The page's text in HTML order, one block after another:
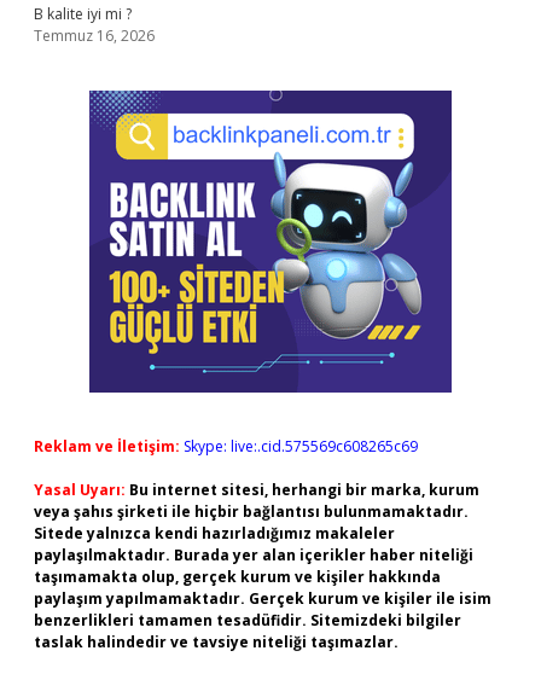
B kalite iyi mi ?
Temmuz 16, 2026
Reklam ve İletişim: Skype: live:.cid.575569c608265c69
Yasal Uyarı: Bu internet sitesi, herhangi bir marka, kurum
veya şahıs şirketi ile hiçbir bağlantısı bulunmamaktadır.
Sitede yalnızca kendi hazırladığımız makaleler
paylaşılmaktadır. Burada yer alan içerikler haber niteliği
taşımamakta olup, gerçek kurum ve kişiler hakkında
paylaşım yapılmamaktadır. Gerçek kurum ve kişiler ile isim
benzerlikleri tamamen tesadüfidir. Sitemizdeki bilgiler
taslak halindedir ve tavsiye niteliği taşımazlar.